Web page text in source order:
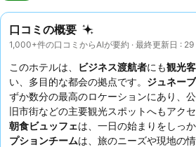
口コミの概要
1,000+件の口コミからAIが要約 · 最終更新日 :
このホテルは、 ビジネス渡航者にも観光客
い、多目的な都会の拠点です。 ジュネー
ずか数分の最高のロケーションにあり、
旧市街などの主要観光スポットへもアク
朝食ビュッフェは、一日の始まりをしっ
プションチームは、旅のニーズや現地の